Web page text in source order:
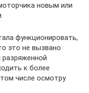
новым или
функционировать,
это не вызвано
к более
числе осмотру